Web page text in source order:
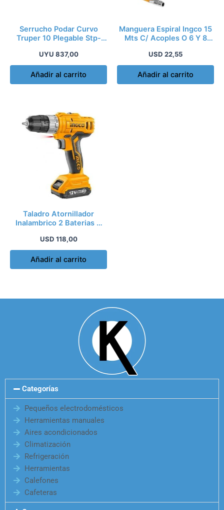
Serrucho Podar Curvo
Truper 10 Plegable Stp-
UYU 837,00
Añadir al carrito
Manguera Espiral Ingco 15
Mts C/ Acoples O 6 Y 8
USD 22,55
Añadir al carrito
Taladro Atornillador
Inalambrico 2 Baterias +
USD 118,00
Añadir al carrito
Categorías
Pequeños electrodomésticos
Herramientas manuales
Aires acondicionados
Climatización
Refrigeración
Herramientas
Calefones
Cafeteras